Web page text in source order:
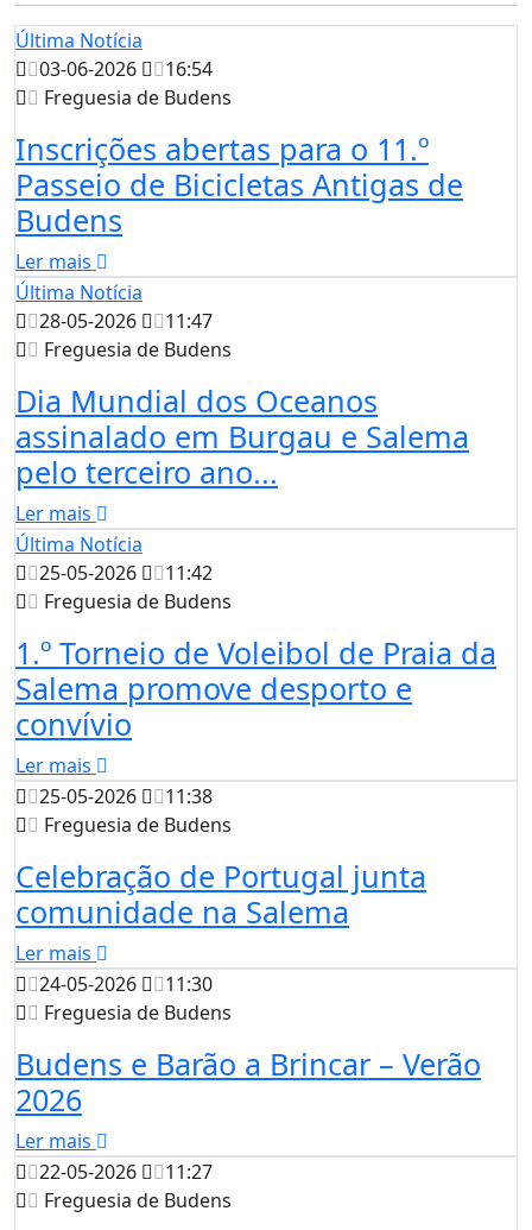
Última Notícia
03-06-2026
16:54
Freguesia de Budens
Inscrições abertas para o 11.º
Passeio de Bicicletas Antigas de
Budens
Ler mais
Última Notícia
28-05-2026
11:47
Freguesia de Budens
Dia Mundial dos Oceanos
assinalado em Burgau e Salema
pelo terceiro ano...
Ler mais
Última Notícia
25-05-2026
11:42
Freguesia de Budens
1.º Torneio de Voleibol de Praia da
Salema promove desporto e
convívio
Ler mais
25-05-2026
11:38
Freguesia de Budens
Celebração de Portugal junta
comunidade na Salema
Ler mais
24-05-2026
11:30
Freguesia de Budens
Budens e Barão a Brincar – Verão
2026
Ler mais
22-05-2026
11:27
Freguesia de Budens